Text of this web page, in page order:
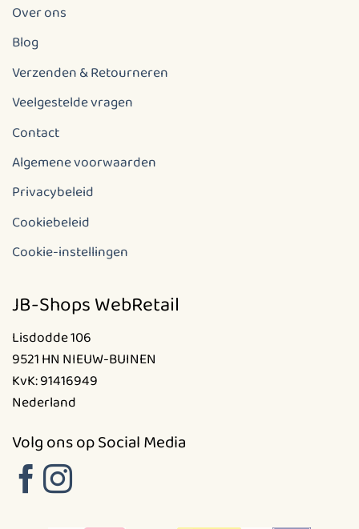
Over ons
Blog
Verzenden & Retourneren
Veelgestelde vragen
Contact
Algemene voorwaarden
Privacybeleid
Cookiebeleid
Cookie-instellingen
JB-Shops WebRetail
Lisdodde 106
9521 HN NIEUW-BUINEN
KvK: 91416949
Nederland
Volg ons op Social Media